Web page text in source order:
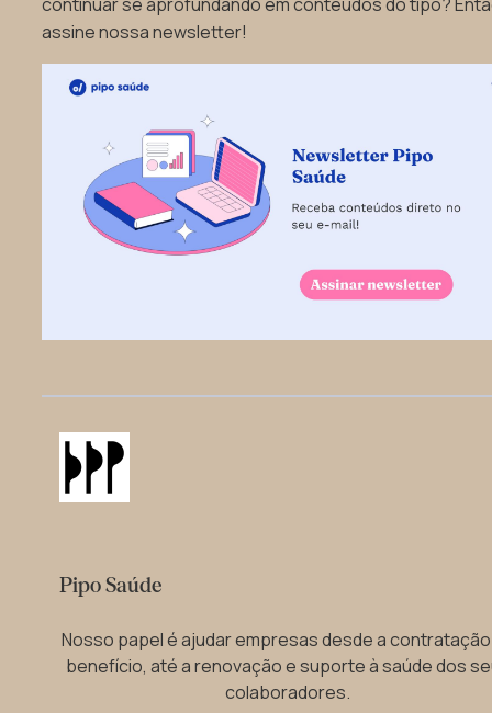
assine nossa newsletter!
Pipo Saúde
Nosso papel é ajudar empresas desde a
benefício, até a renovação e suporte à saúde dos
colaboradores.